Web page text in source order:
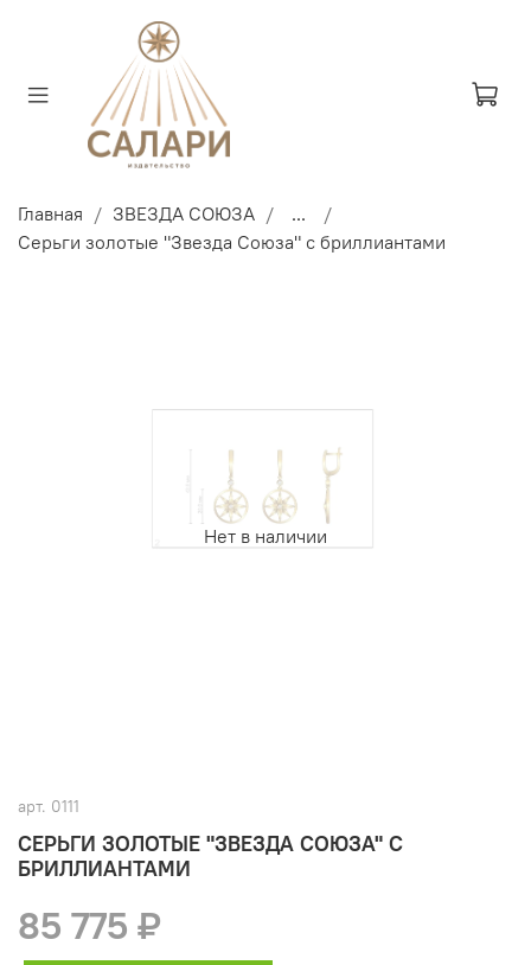
Главная ЗВЕЗДА СОЮЗА
...
Серьги золотые "Звезда Союза" с бриллиантами
Нет в наличии
арт. 0111
СЕРЬГИ ЗОЛОТЫЕ "ЗВЕЗДА СОЮЗА" С
БРИЛЛИАНТАМИ
85 775 ₽